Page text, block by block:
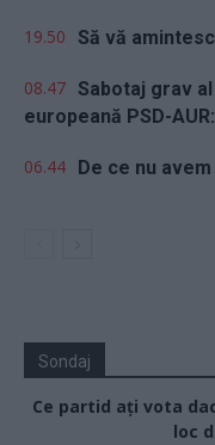
19.50 Să vă
08.47 Sabotaj grav
europeană PSD-
06.44 De ce nu
Sondaj
Ce partid ați vota
loc